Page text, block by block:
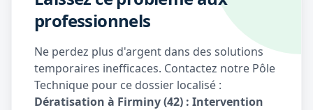
professionnels
Ne perdez plus d'argent dans des solutions
temporaires inefficaces. Contactez notre Pôle
Technique pour ce dossier localisé :
Dératisation à Firminy (42) : Intervention